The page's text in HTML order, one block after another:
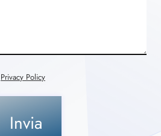
Privacy Policy
Invia